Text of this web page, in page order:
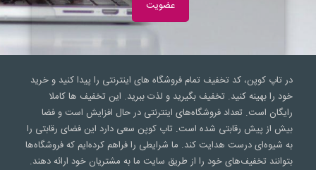
در تاپ کوپن، کد تخفیف تمام فروشگاه های اینترنتی را پیدا کنید و خرید
خود را بهینه کنید. تخفیف بگیرید و لذت ببرید. این تخفیف ها کاملا
رایگان است. تعداد فروشگاه‌های اینترنتی در حال افزایش است و فضا
بیش از پیش رقابتی شده است. تاپ کوپن سعی‌ دارد این فضای رقابتی را
به شیوه‌ای درست هدایت کند. ما شرایطی را فراهم کرده‌ایم که فروشگاه‌ها
بتوانند تخفیف‌های خود را از طریق سایت ما به مشتریان خود ارائه دهند.